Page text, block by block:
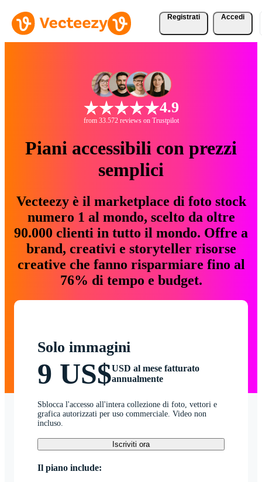
Registrati Accedi
4.9
from 33.572 reviews on Trustpilot
Piani accessibili con prezzi
semplici
Vecteezy è il marketplace di foto stock
numero 1 al mondo, scelto da oltre
90.000 clienti in tutto il mondo. Offre a
brand, creativi e storyteller risorse
creative che fanno risparmiare fino al
76% di tempo e budget.
Solo immagini
9 US$USD al mese fatturato
annualmente
Sblocca l'accesso all'intera collezione di foto, vettori e
grafica autorizzati per uso commerciale. Video non
incluso.
Iscriviti ora
Il piano include: